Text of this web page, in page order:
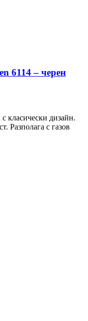
6114 – черен
класически дизайн.
Разполага с газов